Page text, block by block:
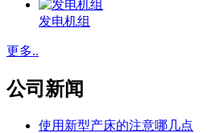
发电机组
更多..
公司新闻
使用新型产床的注意哪几点